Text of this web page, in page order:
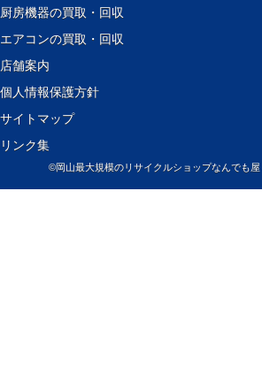
厨房機器の買取・回収
エアコンの買取・回収
店舗案内
個人情報保護方針
サイトマップ
リンク集
©岡山最大規模のリサイクルショップなんでも屋